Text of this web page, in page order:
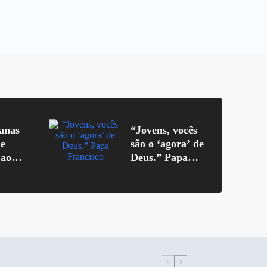
“Jovens, vocês
são o ‘agora’ de
Deus.” Papa